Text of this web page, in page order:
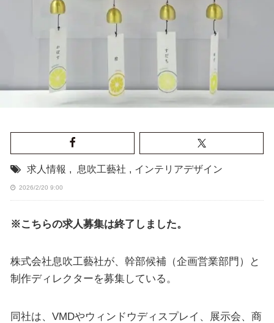
求人情報 , 息吹工藝社 , インテリアデザイン
2026/2/20 9:00
※こちらの求人募集は終了しました。
株式会社息吹工藝社が、幹部候補（企画営業部門）と
制作ディレクターを募集している。
同社は、VMDやウィンドウディスプレイ、展示会、商